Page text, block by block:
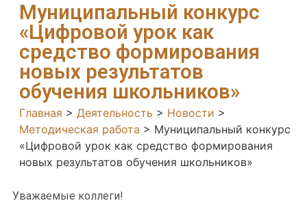
Муниципальный конкурс
«Цифровой урок как
средство формирования
новых результатов
обучения школьников»
Главная > Деятельность > Новости >
Методическая работа > Муниципальный конкурс
«Цифровой урок как средство формирования
новых результатов обучения школьников»
Уважаемые коллеги!